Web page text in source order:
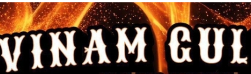
Iepirkuma procedūra Mazie iepirkumi
Iepirkums ir sadalīts daļās:
Iepirkuma daļas nosaukums: Beļavas pagasta grants